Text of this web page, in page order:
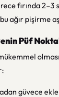
fırında
ağır pişirme
Püf
güvece